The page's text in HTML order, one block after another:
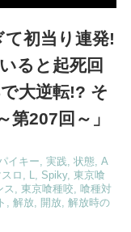
て初当り連発!
ると起死回
大逆転!? そ
207回～」
イキー, 実践, 状態, A
ロ , L, Spiky, 東京喰
ス , 東京喰種咬, 喰種対
, 解放, 開放, 解放時の